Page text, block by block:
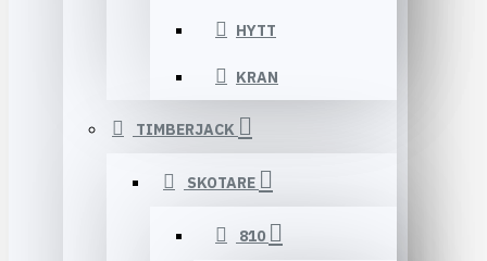
HYTT
KRAN
TIMBERJACK
SKOTARE
810